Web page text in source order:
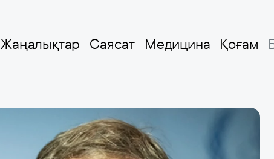
Жаңалықтар Саясат Медицина Қоғам